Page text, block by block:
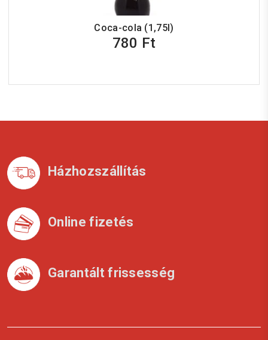
Coca-cola (1,75l)
780 Ft
Házhozszállítás
Online fizetés
Garantált frissesség